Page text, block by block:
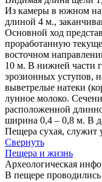
Из камеры в южном
длиной 4 м.,
Основной ход
проработанную
восточном
10 м. В нижней части
эрозионных уступов,
выветрелые натеки
лунное молоко.
расположенной
ширина 0,4 – 0,8 м. В
Пещера сухая, служит
Свернуть
Пещера и жизнь
Археологическая
В пещере проводились